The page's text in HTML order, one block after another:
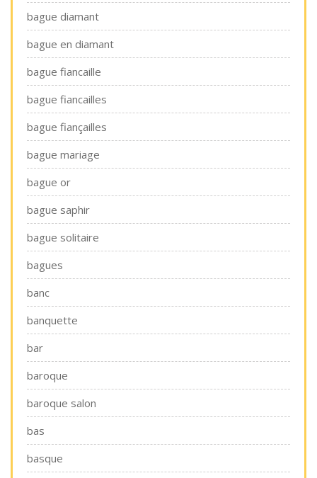
bague diamant
bague en diamant
bague fiancaille
bague fiancailles
bague fiançailles
bague mariage
bague or
bague saphir
bague solitaire
bagues
banc
banquette
bar
baroque
baroque salon
bas
basque